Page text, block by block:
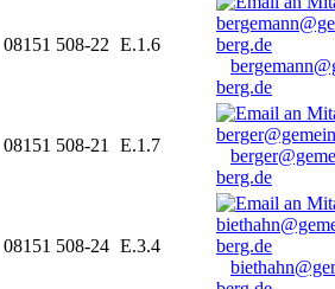
08151 508-22 E.1.6
berg.de
08151 508-21 E.1.7
berg.de
08151 508-24 E.3.4